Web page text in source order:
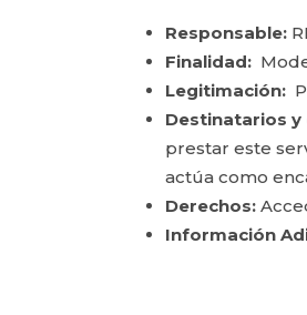
Responsable:
Finalidad:
Legitimación:
Destinatarios
prestar este
actúa como
Derechos:
Información